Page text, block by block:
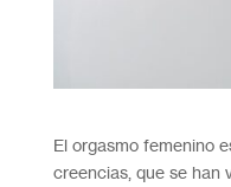
El orgasmo femenino
creencias, que se han